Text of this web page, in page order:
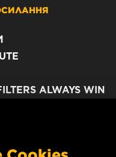
ALWAYS WIN